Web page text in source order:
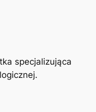
specjalizująca